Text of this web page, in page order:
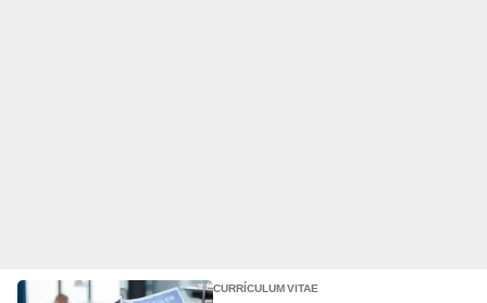
CURRÍCULUM VITAE